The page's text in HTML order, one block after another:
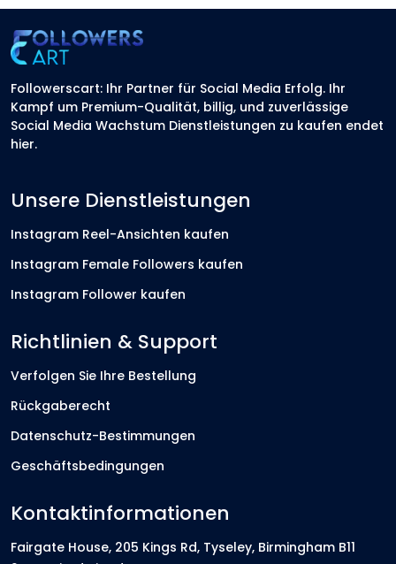
Followerscart: Ihr Partner für Social Media Erfolg. Ihr
Kampf um Premium-Qualität, billig, und zuverlässige
Social Media Wachstum Dienstleistungen zu kaufen endet
hier.
Unsere Dienstleistungen
Instagram Reel-Ansichten kaufen
Instagram Female Followers kaufen
Instagram Follower kaufen
Richtlinien & Support
Verfolgen Sie Ihre Bestellung
Rückgaberecht
Datenschutz-Bestimmungen
Geschäftsbedingungen
Kontaktinformationen
Fairgate House, 205 Kings Rd, Tyseley, Birmingham B11